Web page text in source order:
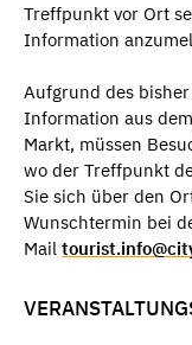
Treffpunkt vor Ort
Information
Aufgrund des
Information aus
Markt, müssen
wo der Treffpunkt
Sie sich über den
Wunschtermin bei
Mail